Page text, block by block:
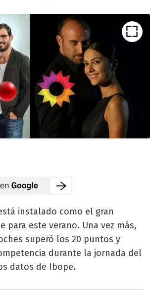
instalado como el gran
para este verano. Una vez más,
superó los 20 puntos y
durante la jornada del
datos de Ibope.